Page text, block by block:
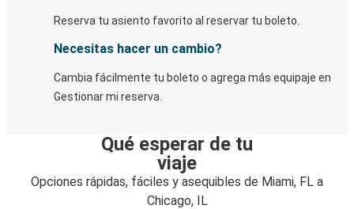
Reserva tu asiento favorito al reservar tu boleto.
Necesitas hacer un cambio?
Cambia fácilmente tu boleto o agrega más equipaje en
Gestionar mi reserva.
Qué esperar de tu
viaje
Opciones rápidas, fáciles y asequibles de Miami, FL a
Chicago, IL